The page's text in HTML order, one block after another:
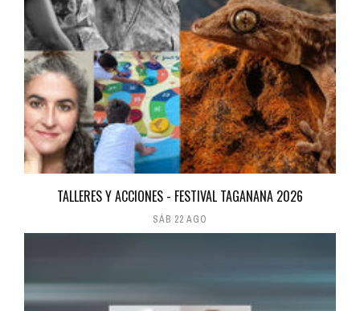
TALLERES Y ACCIONES - FESTIVAL TAGANANA 2026
SÁB 22 AGO